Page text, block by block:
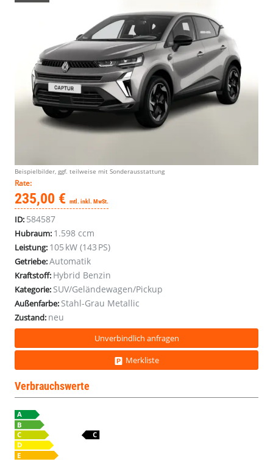
Beispielbilder, ggf. teilweise mit Sonderausstattung
Rate:
235,00 € mtl. inkl. MwSt.
ID: 584587
Hubraum: 1.598 ccm
Leistung: 105 kW (143 PS)
Getriebe:Automatik
Kraftstoff: Hybrid Benzin
Kategorie: SUV/Geländewagen/Pickup
Außenfarbe: Stahl-Grau Metallic
Zustand: neu
Unverbindlich anfragen
Merkliste
Verbrauchswerte